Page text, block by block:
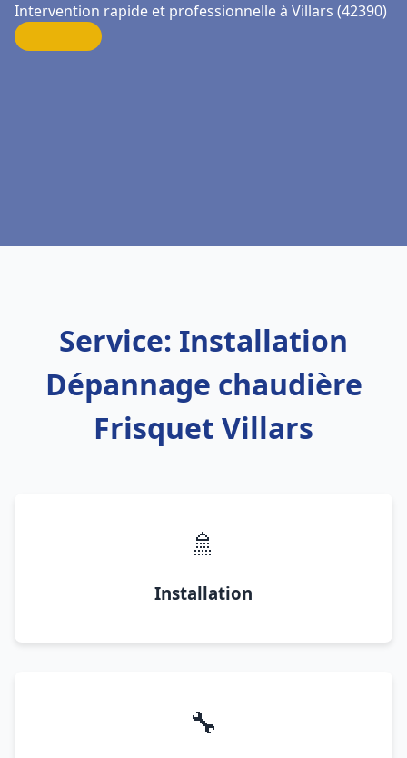
Intervention rapide et professionnelle à Villars (42390)
Service: Installation
Dépannage chaudière
Frisquet Villars
🚿
Installation
🔧